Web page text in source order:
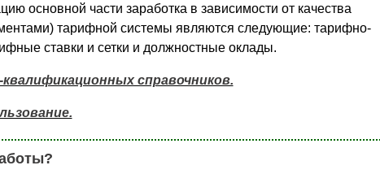
основной части заработка в зависимости от качества
тарифной системы являются следующие: тарифно-
ставки и сетки и должностные оклады.
справочников.